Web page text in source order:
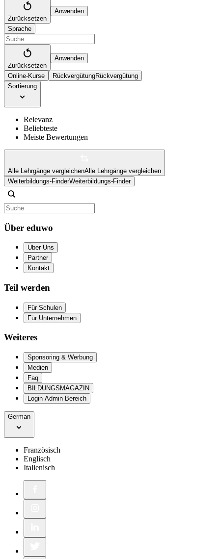
Zurücksetzen
Anwenden
Sprache
Zurücksetzen
Anwenden
Online-Kurse RückvergütungRückvergütung
Sortierung
Relevanz
Beliebteste
Meiste Bewertungen
Alle Lehrgänge vergleichenAlle Lehrgänge vergleichen
Weiterbildungs-FinderWeiterbildungs-Finder
Über eduwo
Über Uns
Partner
Kontakt
Teil werden
Für Schulen
Für Unternehmen
Weiteres
Sponsoring & Werbung
Medien
Faq
BILDUNGSMAGAZIN
Login Admin Bereich
German
Französisch
Englisch
Italienisch